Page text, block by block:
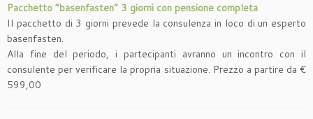
Pacchetto “basenfasten” 3 giorni con pensione completa
Il pacchetto di 3 giorni prevede la consulenza in loco di un esperto
basenfasten.
Alla fine del periodo, i partecipanti avranno un incontro con il
consulente per verificare la propria situazione. Prezzo a partire da €
599,00